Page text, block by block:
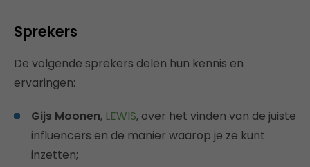
Sprekers
De volgende sprekers delen hun kennis en
ervaringen:
Gijs Moonen, LEWIS, over het vinden van de juiste
influencers en de manier waarop je ze kunt
inzetten;